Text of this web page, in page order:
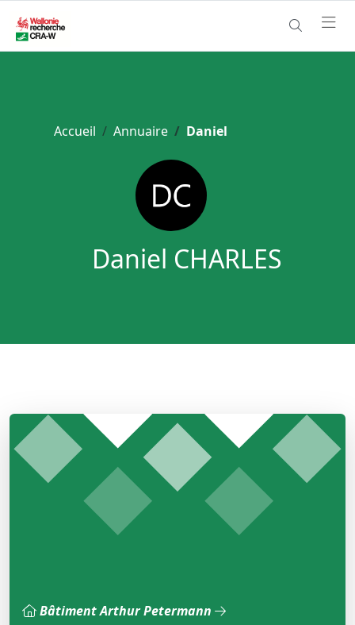
Accueil Annuaire Daniel
Daniel CHARLES
Bâtiment Arthur Petermann